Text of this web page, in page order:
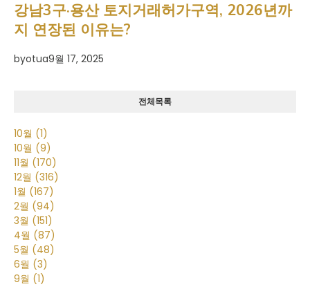
강남3구·용산 토지거래허가구역, 2026년까
지 연장된 이유는?
byotua9월 17, 2025
전체목록
10월 (1)
10월 (9)
11월 (170)
12월 (316)
1월 (167)
2월 (94)
3월 (151)
4월 (87)
5월 (48)
6월 (3)
9월 (1)